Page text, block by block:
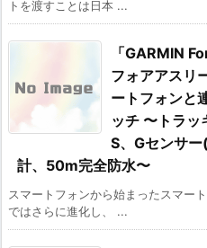
トを渡すことは日本 ...
「GARMIN
フォアアスリ
ートフォンと
ッチ 〜トラッ
S、Gセンサ
計、50m完全防水〜
スマートフォンから始まったスマー
ではさらに進化し、 ...